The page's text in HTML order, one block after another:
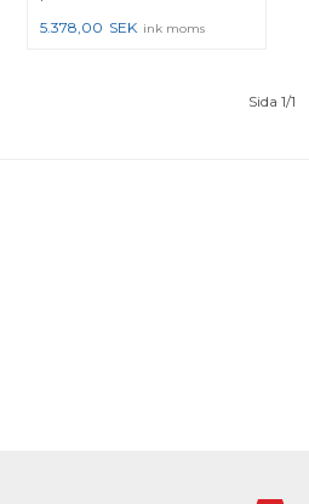
5.378,00 SEK ink moms
Sida 1/1